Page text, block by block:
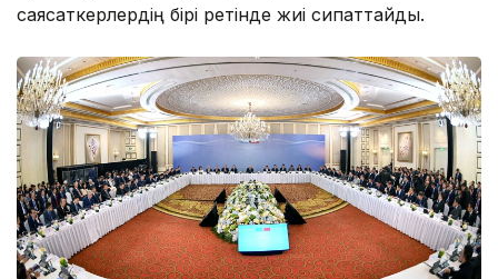
саясаткерлердің бірі ретінде жиі сипаттайды.